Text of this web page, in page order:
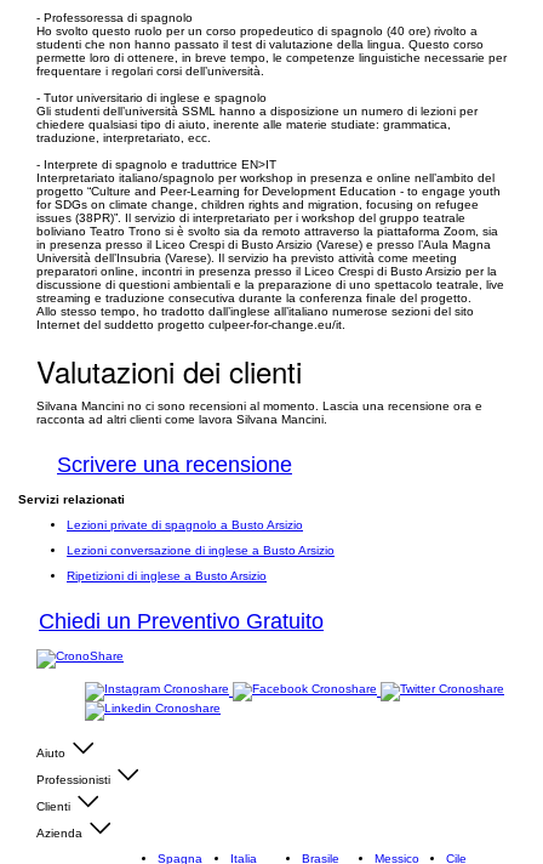
- Professoressa di spagnolo
Ho svolto questo ruolo per un corso propedeutico di spagnolo (40 ore) rivolto a
studenti che non hanno passato il test di valutazione della lingua. Questo corso
permette loro di ottenere, in breve tempo, le competenze linguistiche necessarie per
frequentare i regolari corsi dell’università.
- Tutor universitario di inglese e spagnolo
Gli studenti dell’università SSML hanno a disposizione un numero di lezioni per
chiedere qualsiasi tipo di aiuto, inerente alle materie studiate: grammatica,
traduzione, interpretariato, ecc.
- Interprete di spagnolo e traduttrice EN>IT
Interpretariato italiano/spagnolo per workshop in presenza e online nell’ambito del
progetto “Culture and Peer-Learning for Development Education - to engage youth
for SDGs on climate change, children rights and migration, focusing on refugee
issues (38PR)”. Il servizio di interpretariato per i workshop del gruppo teatrale
boliviano Teatro Trono si è svolto sia da remoto attraverso la piattaforma Zoom, sia
in presenza presso il Liceo Crespi di Busto Arsizio (Varese) e presso l’Aula Magna
Università dell’Insubria (Varese). Il servizio ha previsto attività come meeting
preparatori online, incontri in presenza presso il Liceo Crespi di Busto Arsizio per la
discussione di questioni ambientali e la preparazione di uno spettacolo teatrale, live
streaming e traduzione consecutiva durante la conferenza finale del progetto.
Allo stesso tempo, ho tradotto dall’inglese all’italiano numerose sezioni del sito
Internet del suddetto progetto culpeer-for-change.eu/it.
Valutazioni dei clienti
Silvana Mancini no ci sono recensioni al momento. Lascia una recensione ora e
racconta ad altri clienti come lavora Silvana Mancini.
Scrivere una recensione
Servizi relazionati
Lezioni private di spagnolo a Busto Arsizio
Lezioni conversazione di inglese a Busto Arsizio
Ripetizioni di inglese a Busto Arsizio
Chiedi un Preventivo Gratuito
Aiuto
Professionisti
Clienti
Azienda
Spagna
Italia Brasile Messico Cile